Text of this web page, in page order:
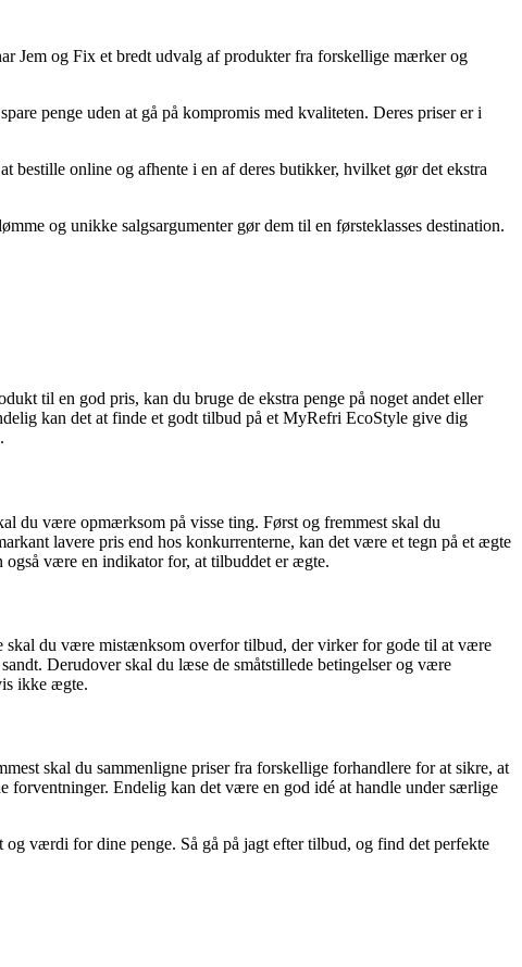
Jem og Fix et bredt udvalg af produkter fra forskellige mærker og
penge uden at gå på kompromis med kvaliteten. Deres priser er i
online og afhente i en af deres butikker, hvilket gør det ekstra
og unikke salgsargumenter gør dem til en førsteklasses destination.
til en god pris, kan du bruge de ekstra penge på noget andet eller
kan det at finde et godt tilbud på et MyRefri EcoStyle give dig
du være opmærksom på visse ting. Først og fremmest skal du
lavere pris end hos konkurrenterne, kan det være et tegn på et ægte
være en indikator for, at tilbuddet er ægte.
du være mistænksom overfor tilbud, der virker for gode til at være
Derudover skal du læse de småtstillede betingelser og være
ikke ægte.
skal du sammenligne priser fra forskellige forhandlere for at sikre, at
forventninger. Endelig kan det være en god idé at handle under særlige
værdi for dine penge. Så gå på jagt efter tilbud, og find det perfekte